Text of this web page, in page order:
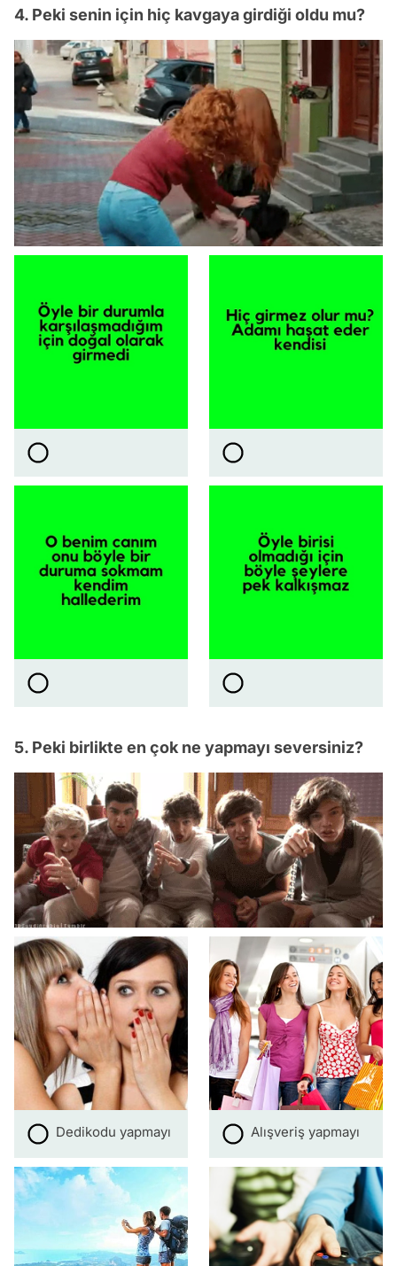
4. Peki senin için hiç kavgaya girdiği oldu mu?
5. Peki birlikte en çok ne yapmayı seversiniz?
Dedikodu yapmayı Alışveriş yapmayı